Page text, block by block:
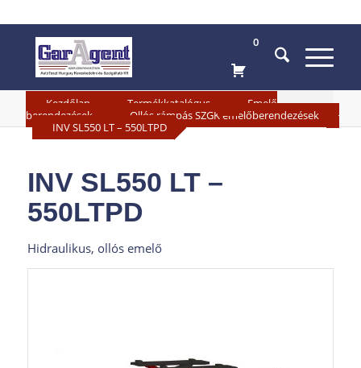
0
Kezdőlap Termékkatalógus
Emelő
berendezések
Ollós rámpás SZGK emelőberendezések
» INV SL550 LT – 550LTPD
INV SL550 LT –
550LTPD
Hidraulikus, ollós emelő